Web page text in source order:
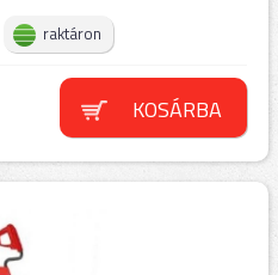
raktáron
KOSÁRBA